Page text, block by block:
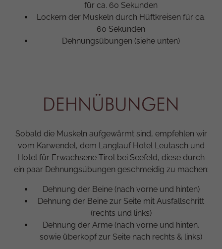
für ca. 60 Sekunden
Lockern der Muskeln durch Hüftkreisen für ca.
60 Sekunden
Dehnungsübungen (siehe unten)
DEHNÜBUNGEN
Sobald die Muskeln aufgewärmt sind, empfehlen wir
vom Karwendel, dem Langlauf Hotel Leutasch und
Hotel für Erwachsene Tirol bei Seefeld, diese durch
ein paar Dehnungsübungen geschmeidig zu machen:
Dehnung der Beine (nach vorne und hinten)
Dehnung der Beine zur Seite mit Ausfallschritt
(rechts und links)
Dehnung der Arme (nach vorne und hinten,
sowie überkopf zur Seite nach rechts & links)